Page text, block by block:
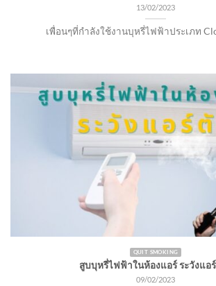
13/02/2023
เพื่อนๆที่กำลังใช้งานบุหรี่ไฟฟ้าประเภท
QUIT SMOKING
สูบบุหรี่ไฟฟ้าในห้องแอร์ ระวังแอ
09/02/2023